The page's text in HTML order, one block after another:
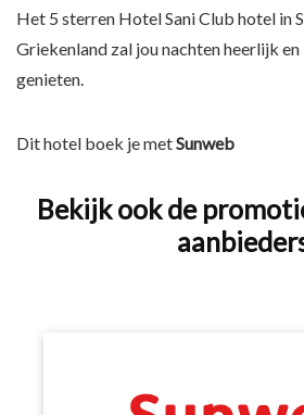
Het 5 sterren Hotel Sani Club hotel in
Griekenland zal jou nachten heerlijk
genieten.
Dit hotel boek je metSunweb
Bekijk ook de